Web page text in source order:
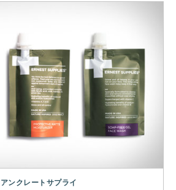
アンクレートサプライ